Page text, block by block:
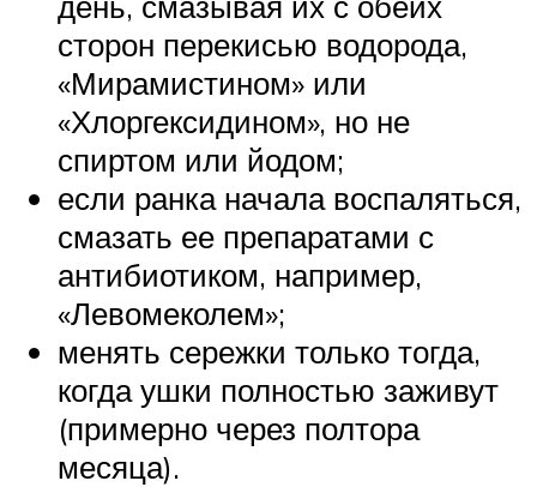
сторон перекисью водорода,
«Мирамистином» или
«Хлоргексидином», но не
спиртом или йодом;
если ранка начала воспаляться,
смазать ее препаратами с
антибиотиком, например,
«Левомеколем»;
менять сережки только тогда,
когда ушки полностью заживут
(примерно через полтора
месяца).